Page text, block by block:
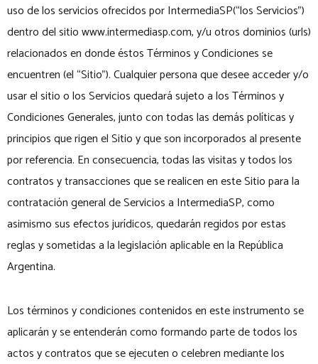
uso de los servicios ofrecidos por IntermediaSP(“los Servicios”)
dentro del sitio www.intermediasp.com, y/u otros dominios (urls)
relacionados en donde éstos Términos y Condiciones se
encuentren (el “Sitio”). Cualquier persona que desee acceder y/o
usar el sitio o los Servicios quedará sujeto a los Términos y
Condiciones Generales, junto con todas las demás políticas y
principios que rigen el Sitio y que son incorporados al presente
por referencia. En consecuencia, todas las visitas y todos los
contratos y transacciones que se realicen en este Sitio para la
contratación general de Servicios a IntermediaSP, como
asimismo sus efectos jurídicos, quedarán regidos por estas
reglas y sometidas a la legislación aplicable en la República
Argentina.
Los términos y condiciones contenidos en este instrumento se
aplicarán y se entenderán como formando parte de todos los
actos y contratos que se ejecuten o celebren mediante los